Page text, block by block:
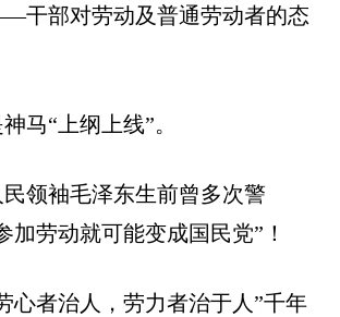
干部对劳动及普通劳动者的态
马“上纲上线”。
民领袖毛泽东生前曾多次警
加劳动就可能变成国民党”！
心者治人，劳力者治于人”千年